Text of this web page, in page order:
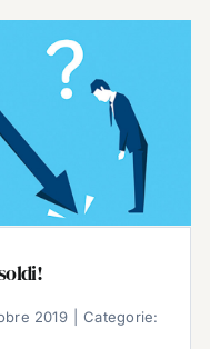
2019
Categorie: